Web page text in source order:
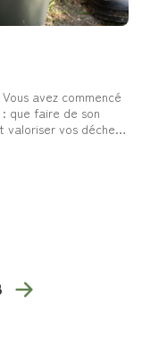
avez commencé
que faire de son
valoriser vos déchets